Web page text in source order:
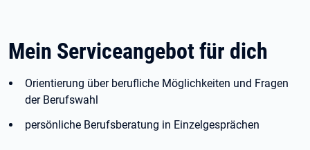
Mein Serviceangebot für dich
Orientierung über berufliche Möglichkeiten und Fragen
der Berufswahl
persönliche Berufsberatung in Einzelgesprächen